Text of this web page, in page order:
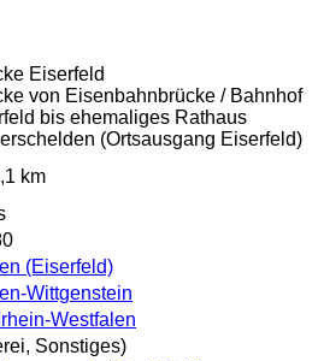
Eiserfeld
von Eisenbahnbrücke / Bahnhof
bis ehemaliges Rathaus
(Ortsausgang Eiserfeld)
km
(Eiserfeld)
Wittgenstein
Westfalen
Sonstiges)